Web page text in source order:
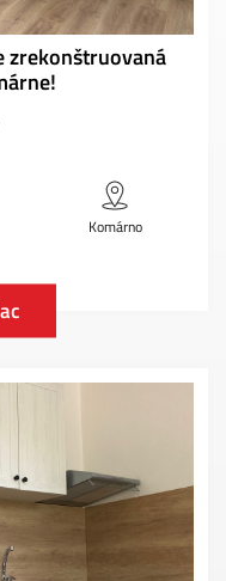
zrekonštruovaná
Komárno